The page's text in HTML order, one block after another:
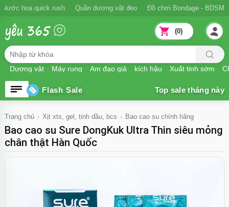
Ngăn xuất tinh sớm Nước hoa quick rush Quần dương vật đeo Đồ
Dương vật Máy rung Âm đạo giả kích hậu Xuất tinh sớm
(0)
Flash Sale
Trang chủ Xịt xts, gel, tinh dầu, bcs Bao cao su chính hãng
Bao cao su Sure DongKuk Ultra Thin siêu mỏng
chân thật Hàn Quốc